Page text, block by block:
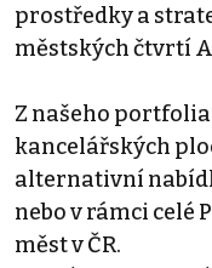
prostředky a
městských čtvrtí
Z našeho
kancelářských
alternativní
nebo v rámci celé
měst v ČR.